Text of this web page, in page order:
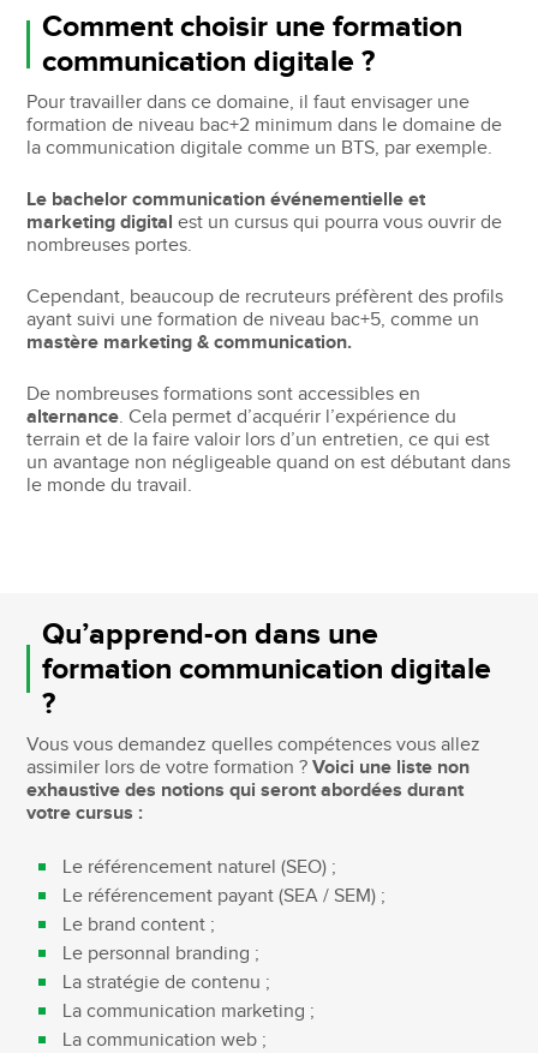
Comment choisir une formation
communication digitale ?
Pour travailler dans ce domaine, il faut envisager une
formation de niveau bac+2 minimum dans le domaine de
la communication digitale comme un BTS, par exemple.
Le bachelor communication événementielle et
marketing digital est un cursus qui pourra vous ouvrir de
nombreuses portes.
Cependant, beaucoup de recruteurs préfèrent des profils
ayant suivi une formation de niveau bac+5, comme un
mastère marketing & communication.
De nombreuses formations sont accessibles en
alternance. Cela permet d’acquérir l’expérience du
terrain et de la faire valoir lors d’un entretien, ce qui est
un avantage non négligeable quand on est débutant dans
le monde du travail.
Qu’apprend-on dans une
formation communication digitale
?
Vous vous demandez quelles compétences vous allez
assimiler lors de votre formation ?Voici une liste non
exhaustive des notions qui seront abordées durant
votre cursus :
Le référencement naturel (SEO) ;
Le référencement payant (SEA / SEM) ;
Le brand content ;
Le personnal branding ;
La stratégie de contenu ;
La communication marketing ;
La communication web ;